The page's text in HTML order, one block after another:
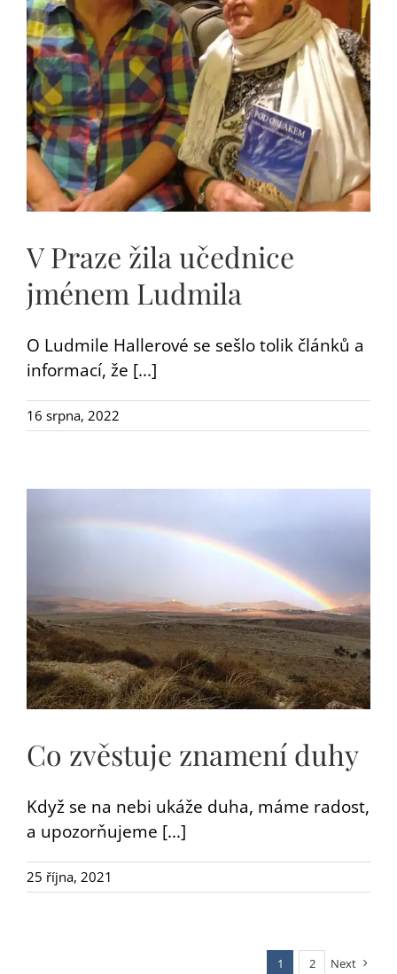
V Praze žila učednice
jménem Ludmila
O Ludmile Hallerové se sešlo tolik článků a
informací, že [...]
16 srpna, 2022
Co zvěstuje znamení duhy
Když se na nebi ukáže duha, máme radost,
a upozorňujeme [...]
25 října, 2021
1 2 Next